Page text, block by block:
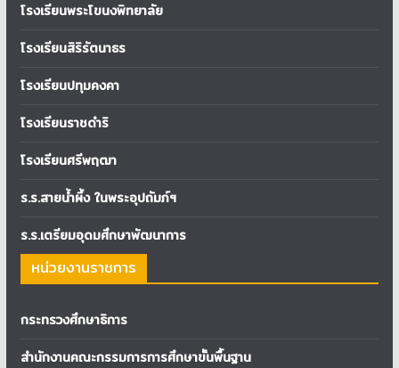
โรงเรียนพระโขนงพิทยาลัย
โรงเรียนสิริรัตนาธร
โรงเรียนปทุมคงคา
โรงเรียนราชดำริ
โรงเรียนศรีพฤฒา
ร.ร.สายน้ำผึ้ง ในพระอุปถัมภ์ฯ
ร.ร.เตรียมอุดมศึกษาพัฒนาการ
หน่วยงานราชการ
กระทรวงศึกษาธิการ
สำนักงานคณะกรรมการการศึกษาขั้นพื้นฐาน